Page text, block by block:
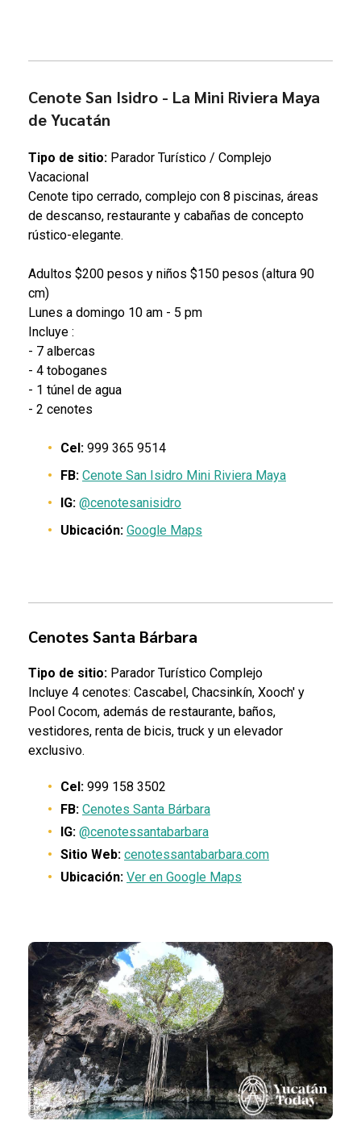
Cenote San Isidro - La Mini Riviera Maya
de Yucatán
Tipo de sitio: Parador Turístico / Complejo
Vacacional
Cenote tipo cerrado, complejo con 8 piscinas, áreas
de descanso, restaurante y cabañas de concepto
rústico-elegante.
Adultos $200 pesos y niños $150 pesos (altura 90
cm)
Lunes a domingo 10 am - 5 pm
Incluye :
- 7 albercas
- 4 toboganes
- 1 túnel de agua
- 2 cenotes
Cel: 999 365 9514
FB: Cenote San Isidro Mini Riviera Maya
IG: @cenotesanisidro
Ubicación: Google Maps
Cenotes Santa Bárbara
Tipo de sitio: Parador Turístico Complejo
Incluye 4 cenotes: Cascabel, Chacsinkín, Xooch' y
Pool Cocom, además de restaurante, baños,
vestidores, renta de bicis, truck y un elevador
exclusivo.
Cel: 999 158 3502
FB: Cenotes Santa Bárbara
IG: @cenotessantabarbara
Sitio Web: cenotessantabarbara.com
Ubicación: Ver en Google Maps